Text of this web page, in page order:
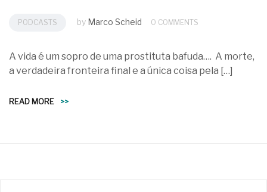
PODCASTS by Marco Scheid 0 COMMENTS
A vida é um sopro de uma prostituta bafuda…. A morte,
a verdadeira fronteira final e a única coisa pela […]
READ MORE >>